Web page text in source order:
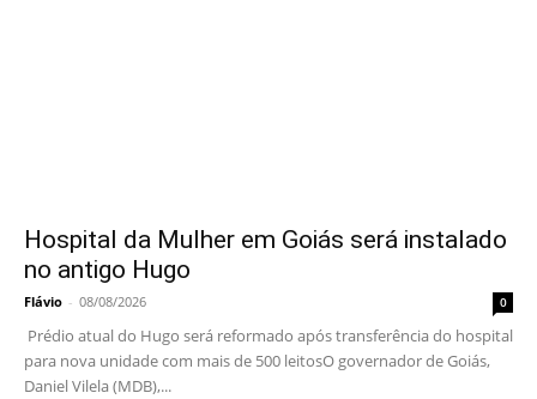
Hospital da Mulher em Goiás será instalado
no antigo Hugo
Flávio - 08/08/2026 0
Prédio atual do Hugo será reformado após transferência do hospital
para nova unidade com mais de 500 leitosO governador de Goiás,
Daniel Vilela (MDB),...